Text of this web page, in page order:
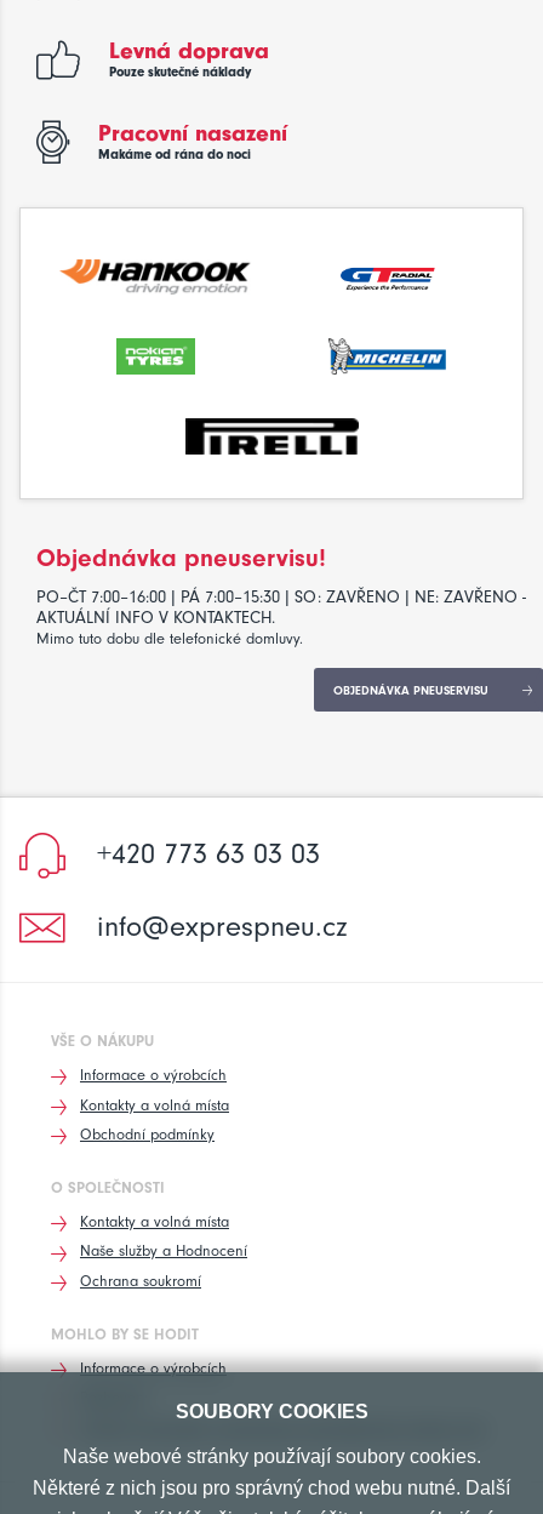
Levná doprava
Pouze skutečné náklady
Pracovní nasazení
Makáme od rána do noci
Objednávka pneuservisu!
PO–ČT 7:00–16:00 | PÁ 7:00–15:30 | SO: ZAVŘENO | NE: ZAVŘENO -
AKTUÁLNÍ INFO V KONTAKTECH.
Mimo tuto dobu dle telefonické domluvy.
OBJEDNÁVKA PNEUSERVISU
+420 773 63 03 03
info@exprespneu.cz
VŠE O NÁKUPU
Informace o výrobcích
Kontakty a volná místa
Obchodní podmínky
O SPOLEČNOSTI
Kontakty a volná místa
Naše služby a Hodnocení
Ochrana soukromí
MOHLO BY SE HODIT
Informace o výrobcích
SOUBORY COOKIES
Naše webové stránky používají soubory cookies.
Některé z nich jsou pro správný chod webu nutné. Další